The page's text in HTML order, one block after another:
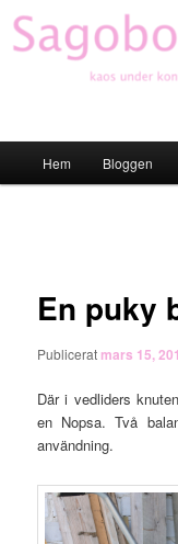
Hoppa
till
primärt
Hem Bloggen
En puky
Publicerat mars 15,
Där i vedliders
en Nopsa. Två
användning.